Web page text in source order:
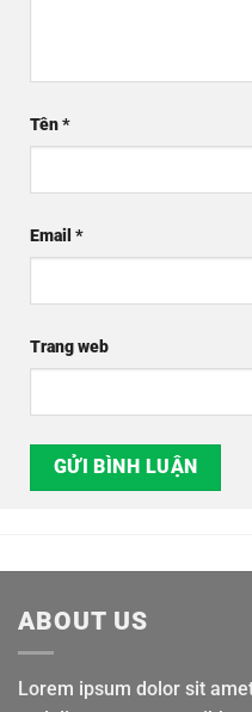
Tên*
Email *
Trang web
ABOUT US
Lorem ipsum dolor sit